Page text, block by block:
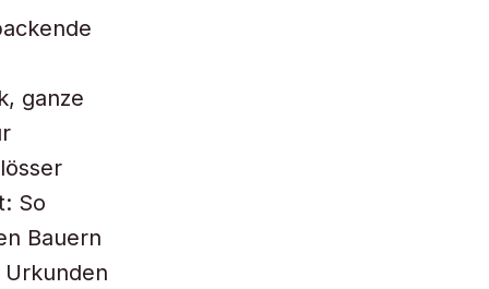
ganze
So
Bauern